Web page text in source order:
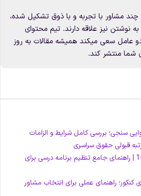
چند مشاور با تجربه و با ذوق تشکیل شده،
نوشتن نیز علاقه دارند. تیم محتوای
عامل سعی میکند همیشه مقالات به روز
منتشر کند.
سنجی؛ بررسی کامل شرایط و الزامات
قبولی حقوق سراسری
برنامه ریزی کنکور 1406 | راهنمای جامع تنظیم برنامه درسی برای
راهنمای عملی برای انتخاب مشاور